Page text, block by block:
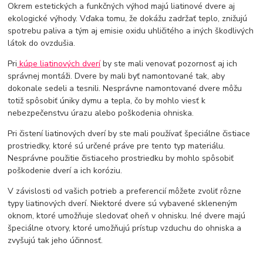
Okrem estetických a funkčných výhod majú liatinové dvere aj
ekologické výhody. Vďaka tomu, že dokážu zadržať teplo, znižujú
spotrebu paliva a tým aj emisie oxidu uhličitého a iných škodlivých
látok do ovzdušia.
Pri kúpe liatinových dveríby ste mali venovať pozornosť aj ich
správnej montáži. Dvere by mali byť namontované tak, aby
dokonale sedeli a tesnili. Nesprávne namontované dvere môžu
totiž spôsobiť úniky dymu a tepla, čo by mohlo viesť k
nebezpečenstvu úrazu alebo poškodenia ohniska.
Pri čistení liatinových dverí by ste mali používať špeciálne čistiace
prostriedky, ktoré sú určené práve pre tento typ materiálu.
Nesprávne použitie čistiaceho prostriedku by mohlo spôsobiť
poškodenie dverí a ich koróziu.
V závislosti od vašich potrieb a preferencií môžete zvoliť rôzne
typy liatinových dverí. Niektoré dvere sú vybavené skleneným
oknom, ktoré umožňuje sledovať oheň v ohnisku. Iné dvere majú
špeciálne otvory, ktoré umožňujú prístup vzduchu do ohniska a
zvyšujú tak jeho účinnosť.